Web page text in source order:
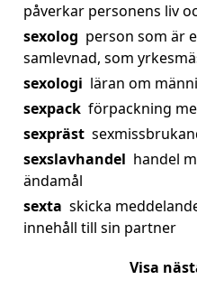
påverkar personens liv
sexolog person som är
samlevnad, som
sexologi läran om
sexpack förpackning
sexpräst
sexslavhandel handel
ändamål
sexta skicka
innehåll till sin partner
Visa